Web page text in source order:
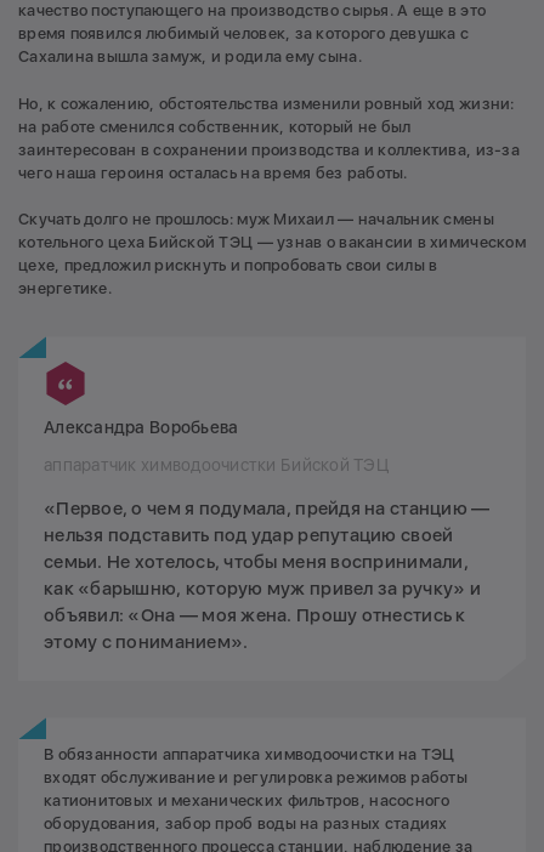
качество поступающего на производство сырья. А еще в это
время появился любимый человек, за которого девушка с
Сахалина вышла замуж, и родила ему сына.
Но, к сожалению, обстоятельства изменили ровный ход жизни:
на работе сменился собственник, который не был
заинтересован в сохранении производства и коллектива, из-за
чего наша героиня осталась на время без работы.
Скучать долго не прошлось: муж Михаил — начальник смены
котельного цеха Бийской ТЭЦ — узнав о вакансии в химическом
цехе, предложил рискнуть и попробовать свои силы в
энергетике.
Александра Воробьева
аппаратчик химводоочистки Бийской ТЭЦ
«Первое, о чем я подумала, прейдя на станцию —
нельзя подставить под удар репутацию своей
семьи. Не хотелось, чтобы меня воспринимали,
как «барышню, которую муж привел за ручку» и
объявил: «Она — моя жена. Прошу отнестись к
этому с пониманием».
В обязанности аппаратчика химводоочистки на ТЭЦ
входят обслуживание и регулировка режимов работы
катионитовых и механических фильтров, насосного
оборудования, забор проб воды на разных стадиях
производственного процесса станции, наблюдение за